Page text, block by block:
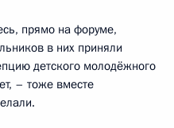
прямо на форуме,
в них приняли
детского молодёжного
– тоже вместе